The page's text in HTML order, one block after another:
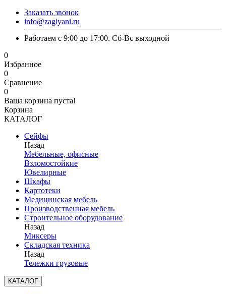
Заказать звонок
info@zaglyani.ru
Работаем с 9:00 до 17:00. Сб-Вс выходной
0
Избранное
0
Сравнение
0
Ваша корзина пуста!
Корзина
КАТАЛОГ
Сейфы
Назад
Мебельные, офисные
Взломостойкие
Ювелирные
Шкафы
Картотеки
Медицинская мебель
Производственная мебель
Строительное оборудование
Назад
Миксеры
Складская техника
Назад
Тележки грузовые
КАТАЛОГ